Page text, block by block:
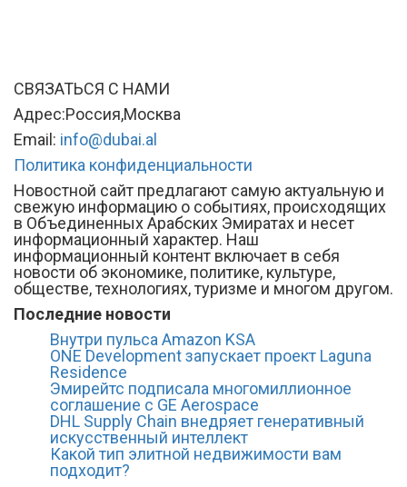
СВЯЗАТЬСЯ С НАМИ
Адрес:Россия,Москва
Email: info@dubai.al
Политика конфиденциальности
Новостной сайт предлагают самую актуальную и
свежую информацию о событиях, происходящих
в Объединенных Арабских Эмиратах и несет
информационный характер. Наш
информационный контент включает в себя
новости об экономике, политике, культуре,
обществе, технологиях, туризме и многом другом.
Последние новости
Внутри пульса Amazon KSA
ONE Development запускает проект Laguna
Residence
Эмирейтс подписала многомиллионное
соглашение с GE Aerospace
DHL Supply Chain внедряет генеративный
искусственный интеллект
Какой тип элитной недвижимости вам
подходит?